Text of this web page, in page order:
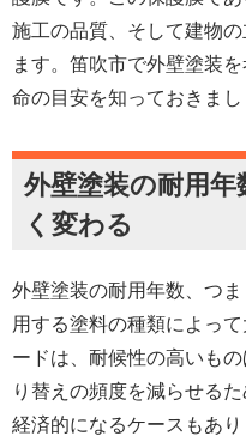
施工の品質、そして建物
ます。笛吹市で外壁塗装
命の目安を知っておきまし
外壁塗装の耐用年
く変わる
外壁塗装の耐用年数、つ
用する塗料の種類によっ
ードは、耐候性の高いも
り替えの頻度を減らせる
経済的になるケースもあり